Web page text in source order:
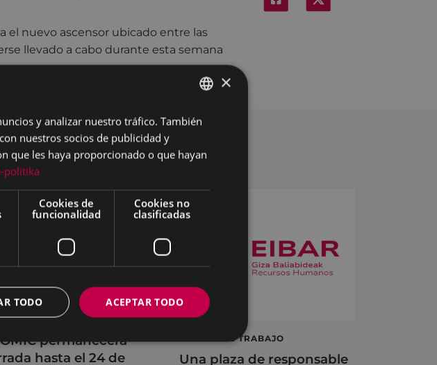
el nuevo ascensor ubicado entre las
llevado a cabo durante esta semana
permanecerá
hasta el 24 de
OFERTA DE TRABAJO
Una plaza de responsable
BASQUE
×
y analizar nuestro tráfico. También
nuestros socios de publicidad y
que les haya proporcionado o que hayan
politika
Cookies de
funcionalidad
Cookies no
clasificadas
ACEPTAR TODO
TODO